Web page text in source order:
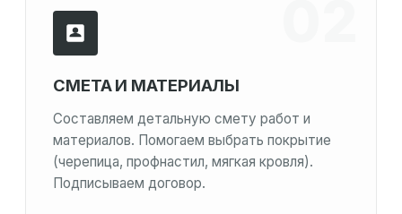
СМЕТА И МАТЕРИАЛЫ
Составляем детальную смету работ и
материалов. Помогаем выбрать покрытие
(черепица, профнастил, мягкая кровля).
Подписываем договор.